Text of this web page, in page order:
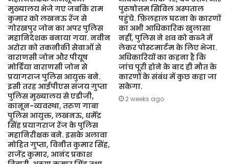
मुख्यालय भेजे गए जबकि राम
कुमार को लखनऊ रेंज से
गोरखपुर जोन का अपर पुलिस
महानिदेशक बनाया गया. नवीन
अरोरा को तकनीकी सेवाओं से
वाराणसी जोन और पीयूष
मोर्डिया वाराणसी जोन से
प्रयागराज पुलिस आयुक्त बने.
इसी तरह आईपीएस संजय गुप्ता
पुलिस मुख्यालय से एडीजी,
कानून-व्यवस्था, तरुण गाबा
पुलिस आयुक्त, लखनऊ, धर्मेंद्र
सिंह प्रयागराज रेंज के पुलिस
महानिरीक्षक बने. इसके अलावा
मोहित गुप्ता, विनीत कुमार सिंह,
राजेंद्र कुमार, आनंद प्रकाश
पुरुषोत्तम सिविल अस्पताल
पहुंचे. फ़िलहाल घटना के कारणों
का अभी आधिकारिक खुलासा
नहीं, पुलिस ने शव को कब्जे में
लेकर पोस्टमार्टम के लिए भेजा.
अधिकारियों का कहना है कि
जांच पूरी होने के बाद ही मौत के
कारणों के संबंध में कुछ कहा जा
सकेगा.
2 weeks ago